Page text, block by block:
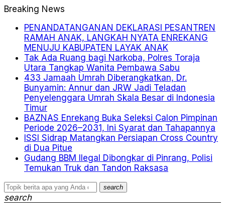
Breaking News
PENANDATANGANAN DEKLARASI PESANTREN
RAMAH ANAK, LANGKAH NYATA ENREKANG
MENUJU KABUPATEN LAYAK ANAK
Tak Ada Ruang bagi Narkoba, Polres Toraja
Utara Tangkap Wanita Pembawa Sabu
433 Jamaah Umrah Diberangkatkan, Dr.
Bunyamin: Annur dan JRW Jadi Teladan
Penyelenggara Umrah Skala Besar di Indonesia
Timur
BAZNAS Enrekang Buka Seleksi Calon Pimpinan
Periode 2026–2031, Ini Syarat dan Tahapannya
ISSI Sidrap Matangkan Persiapan Cross Country
di Dua Pitue
Gudang BBM Ilegal Dibongkar di Pinrang, Polisi
Temukan Truk dan Tandon Raksasa
search
search